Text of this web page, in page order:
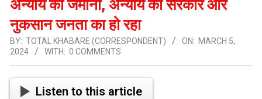
अन्‍याय का जमाना, अन्‍याय की सरकार और
नुकसान जनता का हो रहा
BY: TOTAL KHABARE (CORRESPONDENT) ON: MARCH 5,
2024
WITH: 0 COMMENTS
Listen to this article